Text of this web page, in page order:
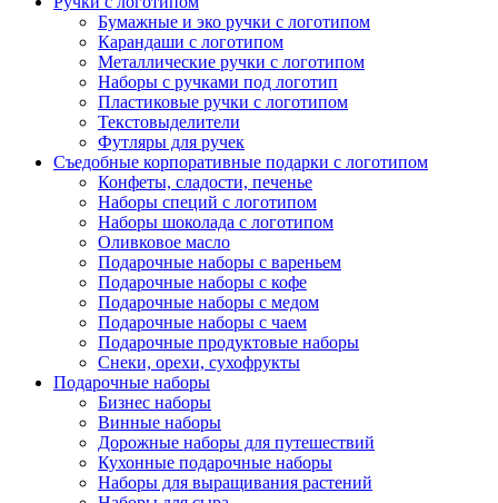
Бумажные и эко ручки с логотипом
Карандаши с логотипом
Металлические ручки с логотипом
Наборы с ручками под логотип
Пластиковые ручки с логотипом
Текстовыделители
Футляры для ручек
Съедобные корпоративные подарки с логотипом
Конфеты, сладости, печенье
Наборы специй с логотипом
Наборы шоколада с логотипом
Оливковое масло
Подарочные наборы с вареньем
Подарочные наборы с кофе
Подарочные наборы с медом
Подарочные наборы с чаем
Подарочные продуктовые наборы
Снеки, орехи, сухофрукты
Подарочные наборы
Бизнес наборы
Винные наборы
Дорожные наборы для путешествий
Кухонные подарочные наборы
Наборы для выращивания растений